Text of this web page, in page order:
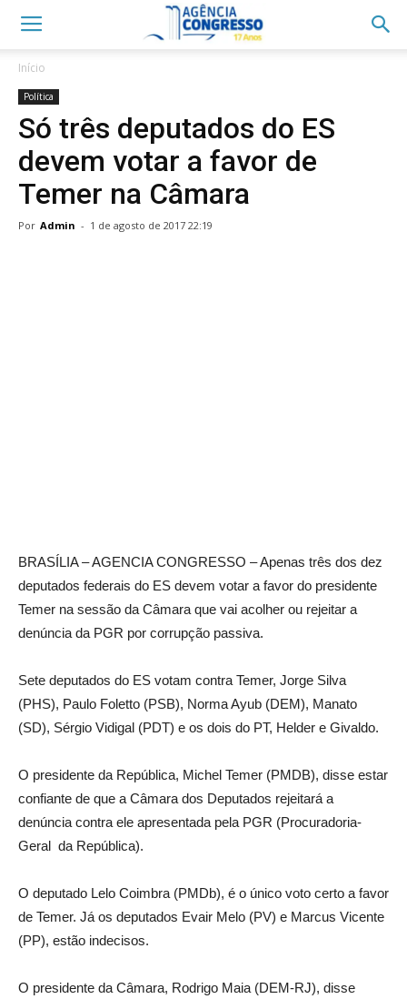
Início
Política
Só três deputados do ES
devem votar a favor de
Temer na Câmara
Por Admin - 1 de agosto de 2017 22:19
BRASÍLIA – AGENCIA CONGRESSO – Apenas três dos dez
deputados federais do ES devem votar a favor do presidente
Temer na sessão da Câmara que vai acolher ou rejeitar a
denúncia da PGR por corrupção passiva.
Sete deputados do ES votam contra Temer, Jorge Silva
(PHS), Paulo Foletto (PSB), Norma Ayub (DEM), Manato
(SD), Sérgio Vidigal (PDT) e os dois do PT, Helder e Givaldo.
O presidente da República, Michel Temer (PMDB), disse estar
confiante de que a Câmara dos Deputados rejeitará a
denúncia contra ele apresentada pela PGR (Procuradoria-
Geral da República).
O deputado Lelo Coimbra (PMDb), é o único voto certo a favor
de Temer. Já os deputados Evair Melo (PV) e Marcus Vicente
(PP), estão indecisos.
O presidente da Câmara, Rodrigo Maia (DEM-RJ), disse